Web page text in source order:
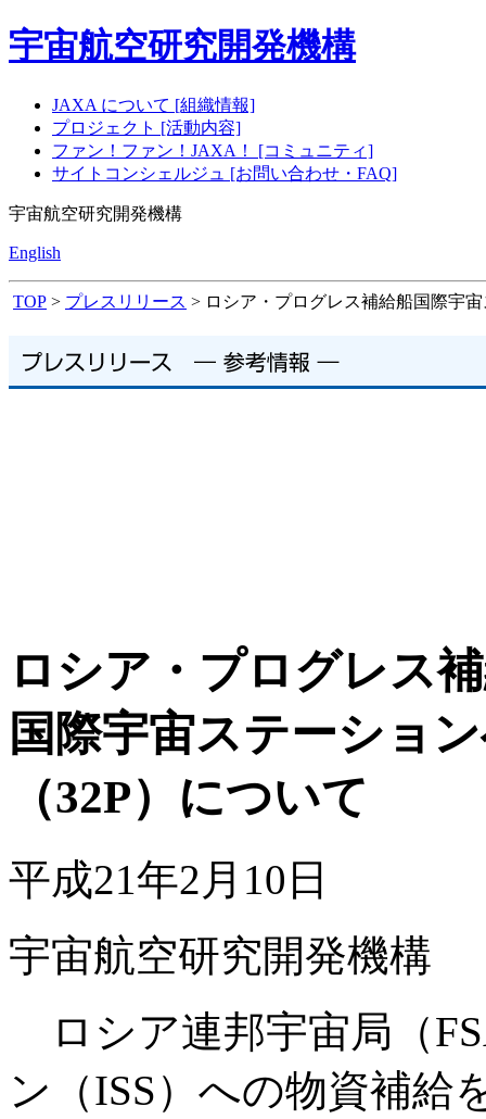
宇宙航空研究開発機構
JAXA について [組織情報]
プロジェクト [活動内容]
ファン！ファン！JAXA！ [コミュニティ]
サイトコンシェルジュ [お問い合わせ・FAQ]
宇宙航空研究開発機構
English
TOP > プレスリリース > ロシア・プログレス補給船国際宇
ロシア・プログレス
国際宇宙ステーショ
（32P）について
平成21年2月10日
宇宙航空研究開発機構
ロシア連邦宇宙局（
ン（ISS）への物資補給